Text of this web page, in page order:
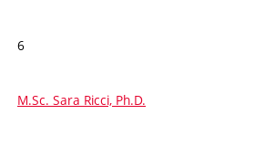
6
M.Sc. Sara Ricci, Ph.D.